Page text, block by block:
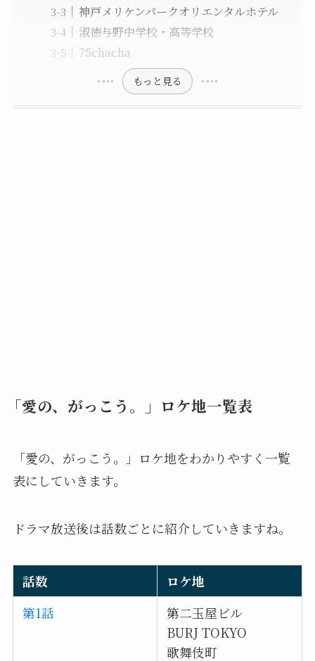
神戸メリケンパークオリエンタルホテル
淑徳与野中学校・高等学校
75chacha
もっと見る
「愛の、がっこう。」ロケ地一覧表
「愛の、がっこう。」ロケ地をわかりやすく一覧
表にしていきます。
ドラマ放送後は話数ごとに紹介していきますね。
話数
ロケ地
第1話
第二玉屋ビル
BURJ TOKYO
歌舞伎町